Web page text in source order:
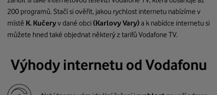
200 programů. Stačí si ověřit, jakou rychlost internetu nabízíme v
místě K. Kučeryv dané obci(Karlovy Vary)a k nabídce internetu si
můžete hned také objednat některý z tarifů Vodafone TV.
Výhody internetu od Vodafonu